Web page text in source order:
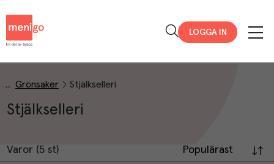
LOGGA IN
Grönsaker Stjälkselleri
Stjälkselleri
Varor (5 st) Populärast